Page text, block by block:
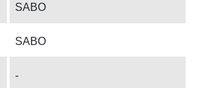
SABO
SABO
-